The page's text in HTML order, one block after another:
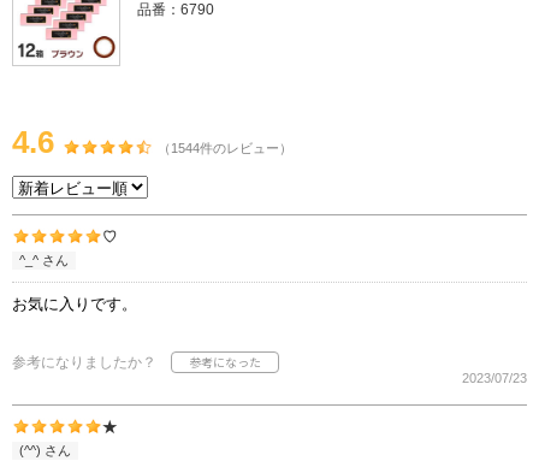
品番：6790
4.6 （1544件のレビュー）
♡
^_^ さん
お気に入りです。
参考になりましたか？
2023/07/23
★
(^^) さん